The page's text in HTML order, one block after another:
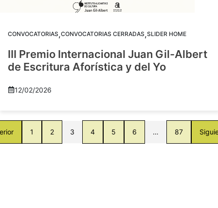
CONVOCATORIAS,CONVOCATORIAS CERRADAS,SLIDER HOME
III Premio Internacional Juan Gil-Albert
de Escritura Aforística y del Yo
12/02/2026
1 2 3 4 5 6 … 87